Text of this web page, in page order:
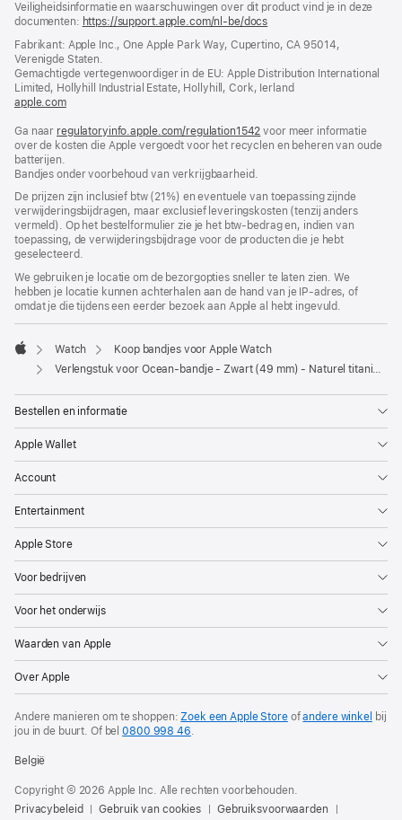
Veiligheidsinformatie en waarschuwingen over dit product vind je in deze
documenten: https://support.apple.com/nl-be/docs
nieuw
geopend)
Fabrikant: Apple Inc., One Apple Park Way, Cupertino, CA 95014,
Verenigde Staten.
Gemachtigde vertegenwoordiger in de EU: Apple Distribution International
Limited, Hollyhill Industrial Estate, Hollyhill, Cork, Ierland
apple.com(wordt
nieuw
venster
Ga naar regulatoryinfo.apple.com/regulation1542 (wordt
in
voor meer informatie
over de kosten die Apple vergoedt voor het recyclen en beheren van oude
batterijen.
Bandjes onder voorbehoud van verkrijgbaarheid.
De prijzen zijn inclusief btw (21%) en eventuele van toepassing zijnde
verwijderingsbijdragen, maar exclusief leveringskosten (tenzij anders
vermeld). Op het bestelformulier zie je het btw-bedrag en, indien van
toepassing, de verwijderingsbijdrage voor de producten die je hebt
geselecteerd.
We gebruiken je locatie om de bezorgopties sneller te laten zien. We
hebben je locatie kunnen achterhalen aan de hand van je IP-adres, of
omdat je die tijdens een eerder bezoek aan Apple al hebt ingevuld.
Apple
Watch
Koop bandjes voor Apple Watch
Verlengstuk voor Ocean-bandje - Zwart (49 mm) - Naturel titanium
Bestellen en informatie
Apple Wallet
Account
Entertainment
Apple Store
Voor bedrijven
Voor het onderwijs
Waarden van Apple
Over Apple
Andere manieren om te shoppen:Zoek een Apple Storeofandere winkel bij
jou in de buurt. Of bel0800 998 46.
België
Copyright © 2026 Apple Inc. Alle rechten voorbehouden.
Privacybeleid
Gebruik van cookies Gebruiksvoorwaarden